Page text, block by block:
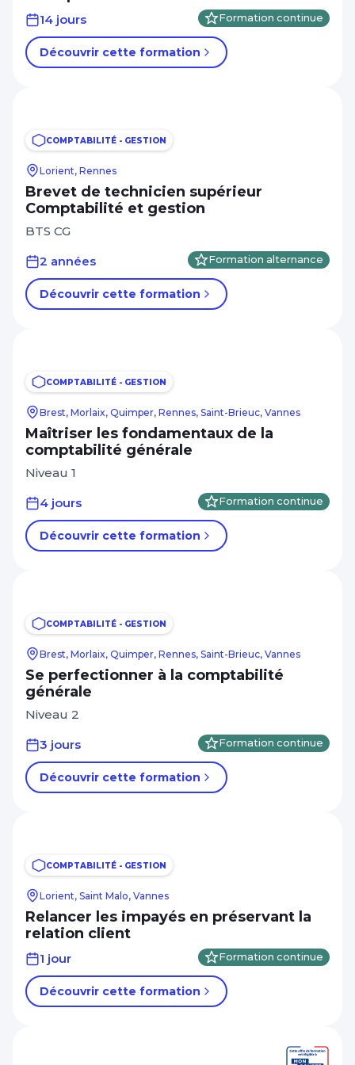
14 jours Formation continue
Découvrir cette formation
COMPTABILITÉ - GESTION
Lorient, Rennes
Brevet de technicien supérieur
Comptabilité et gestion
BTS CG
2 années
Formation alternance
Découvrir cette formation
COMPTABILITÉ - GESTION
Brest, Morlaix, Quimper, Rennes, Saint-Brieuc, Vannes
Maîtriser les fondamentaux de la
comptabilité générale
Niveau 1
4 jours
Formation continue
Découvrir cette formation
COMPTABILITÉ - GESTION
Brest, Morlaix, Quimper, Rennes, Saint-Brieuc, Vannes
Se perfectionner à la comptabilité
générale
Niveau 2
3 jours
Formation continue
Découvrir cette formation
COMPTABILITÉ - GESTION
Lorient, Saint Malo, Vannes
Relancer les impayés en préservant la
relation client
1 jour Formation continue
Découvrir cette formation